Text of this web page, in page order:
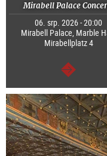
Mirabell Palace
06. srp. 2026 - 20:00
Mirabell Palace, Marble
Mirabellplatz 4